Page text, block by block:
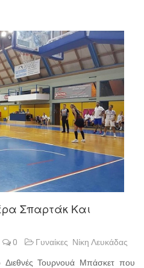
Σπαρτάκ Και
0 Γυναίκες Νίκη Λευκάδας
Τουρνουά Μπάσκετ που